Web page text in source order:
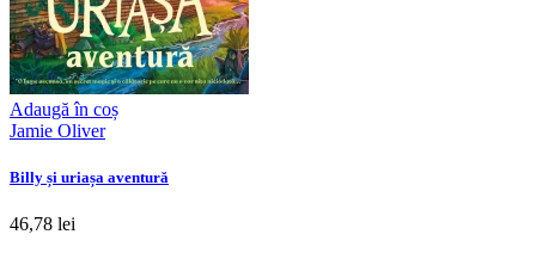
Adaugă în coș
Jamie Oliver
Billy și uriașa aventură
46,78 lei